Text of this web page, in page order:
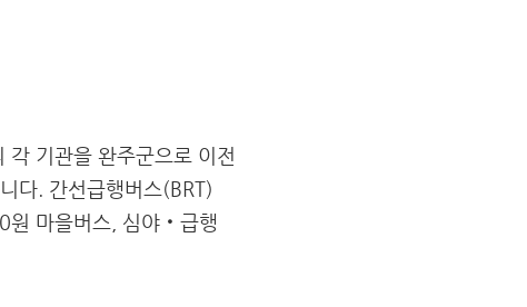
기관을 완주군으로 이전
다. 간선급행버스(BRT)
원 마을버스, 심야‧급행